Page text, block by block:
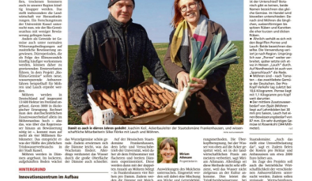
Kurzfilme
Medienbeiträge
Jahresberichte
Absolvent:innen-Jahrgänge
Abgeschlossene Promotionen
Pressearchiv
Geschichte des Fachbereich Ökologische Agrarwissenschaften
Witzenhausen und der Kolonialismus